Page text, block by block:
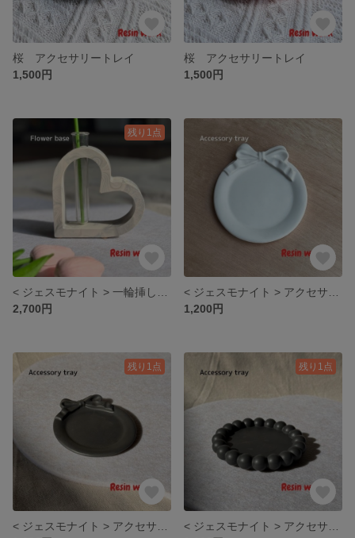
桜 アクセサリートレイ
1,500円
桜 アクセサリートレイ
1,500円
残り1点
2,700円
1,200円
残り1点 残り1点